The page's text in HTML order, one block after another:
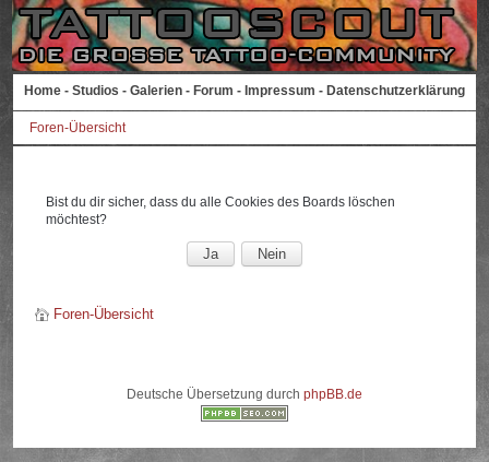
Home - Studios - Galerien - Forum - Impressum - Datenschutzerklärung
Foren-Übersicht
Bist du dir sicher, dass du alle Cookies des Boards löschen
möchtest?
Foren-Übersicht
Deutsche Übersetzung durch phpBB.de